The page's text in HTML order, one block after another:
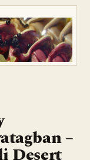
–
Desert